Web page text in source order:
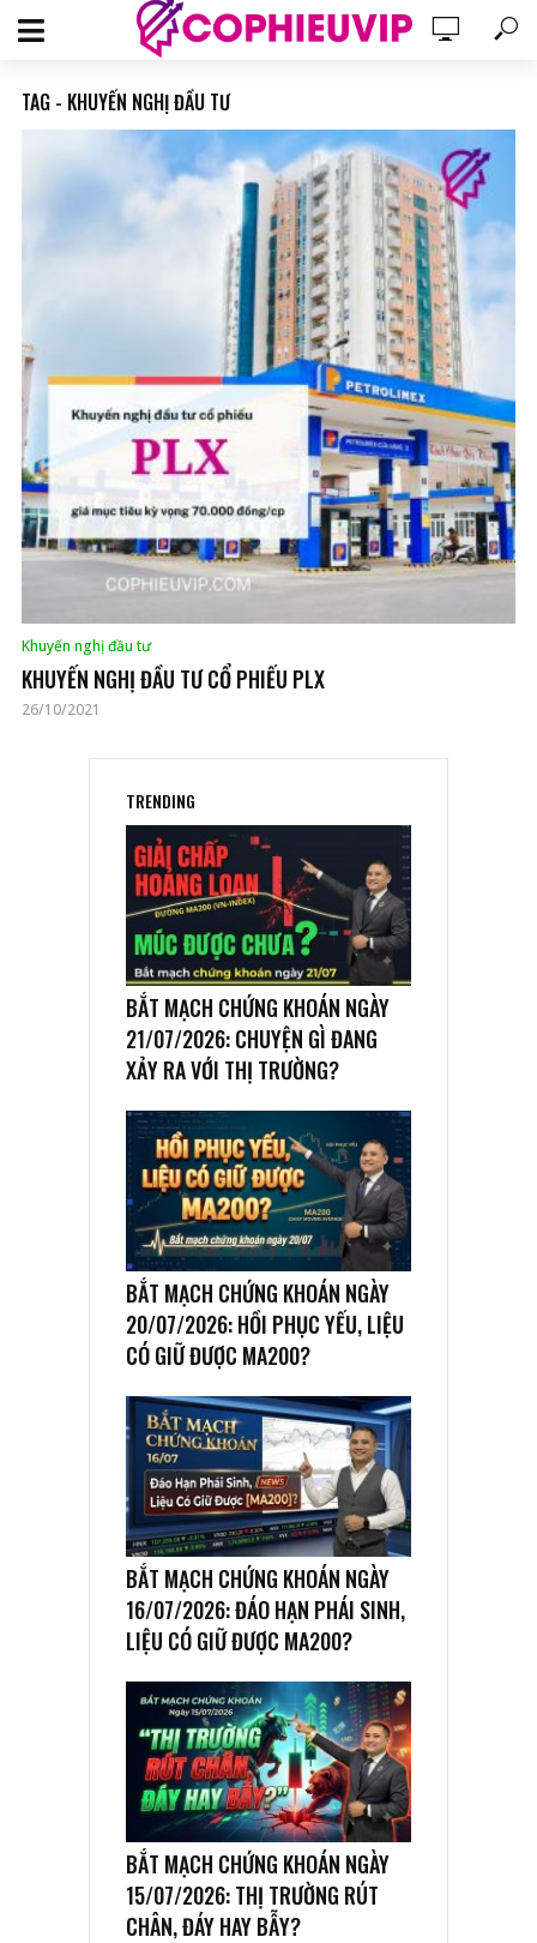
TAG - KHUYẾN NGHỊ ĐẦU TƯ
Khuyến nghị đầu tư
KHUYẾN NGHỊ ĐẦU TƯ CỔ PHIẾU PLX
26/10/2021
TRENDING
BẮT MẠCH CHỨNG KHOÁN NGÀY
21/07/2026: CHUYỆN GÌ ĐANG
XẢY RA VỚI THỊ TRƯỜNG?
BẮT MẠCH CHỨNG KHOÁN NGÀY
20/07/2026: HỒI PHỤC YẾU, LIỆU
CÓ GIỮ ĐƯỢC MA200?
BẮT MẠCH CHỨNG KHOÁN NGÀY
16/07/2026: ĐÁO HẠN PHÁI SINH,
LIỆU CÓ GIỮ ĐƯỢC MA200?
BẮT MẠCH CHỨNG KHOÁN NGÀY
15/07/2026: THỊ TRƯỜNG RÚT
CHÂN, ĐÁY HAY BẪY?